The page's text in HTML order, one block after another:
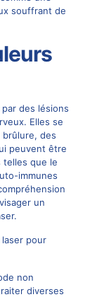
souffrant de
des lésions
Elles se
des
peuvent être
telles que le
immunes
un
pour
non
diverses